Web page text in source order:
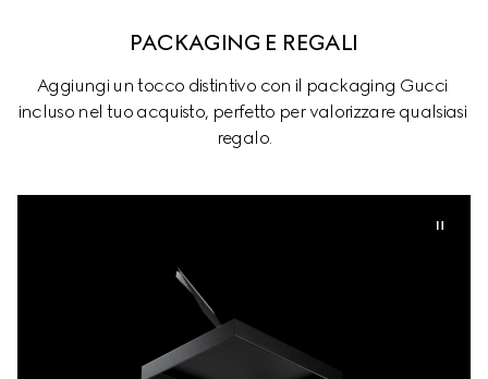
PACKAGING E REGALI
Aggiungi un tocco distintivo con il packaging Gucci
incluso nel tuo acquisto, perfetto per valorizzare qualsiasi
regalo.